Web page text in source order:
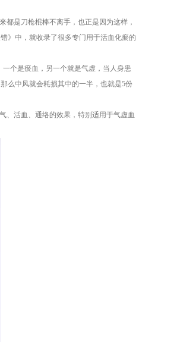
都是刀枪棍棒不离手，也正是因为这样，
》中，就收录了很多专门用于活血化瘀的
个是瘀血，另一个就是气虚，当人身患
么中风就会耗损其中的一半，也就是5份
、活血、通络的效果，特别适用于气虚血